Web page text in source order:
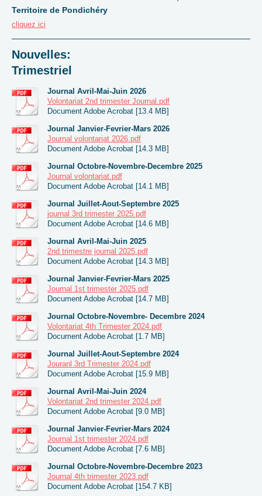
Territoire de Pondichéry
cliquez ici
Nouvelles:
Trimestriel
Journal Avril-Mai-Juin 2026
Volontariat 2nd trimester Journal.pdf
Document Adobe Acrobat [13.4 MB]
Journal Janvier-Fevrier-Mars 2026
Journal volontariat 2026.pdf
Document Adobe Acrobat [14.3 MB]
Journal Octobre-Novembre-Decembre 2025
Journal volontariat.pdf
Document Adobe Acrobat [14.1 MB]
Journal Juillet-Aout-Septembre 2025
journal 3rd trimester 2025.pdf
Document Adobe Acrobat [14.6 MB]
Journal Avril-Mai-Juin 2025
2nd trimestre journal 2025.pdf
Document Adobe Acrobat [14.3 MB]
Journal Janvier-Fevrier-Mars 2025
Journal 1st trimester 2025.pdf
Document Adobe Acrobat [14.7 MB]
Journal Octobre-Novembre- Decembre 2024
Volontariat 4th Trimester 2024.pdf
Document Adobe Acrobat [1.7 MB]
Journal Juillet-Aout-Septembre 2024
Jouranl 3rd Trimester 2024.pdf
Document Adobe Acrobat [15.9 MB]
Journal Avril-Mai-Juin 2024
Volontariat 2nd trimester 2024.pdf
Document Adobe Acrobat [9.0 MB]
Journal Janvier-Fevrier-Mars 2024
Journal 1st trimester 2024.pdf
Document Adobe Acrobat [7.6 MB]
Journal Octobre-Novembre-Decembre 2023
Journal 4th trimester 2023.pdf
Document Adobe Acrobat [154.7 KB]